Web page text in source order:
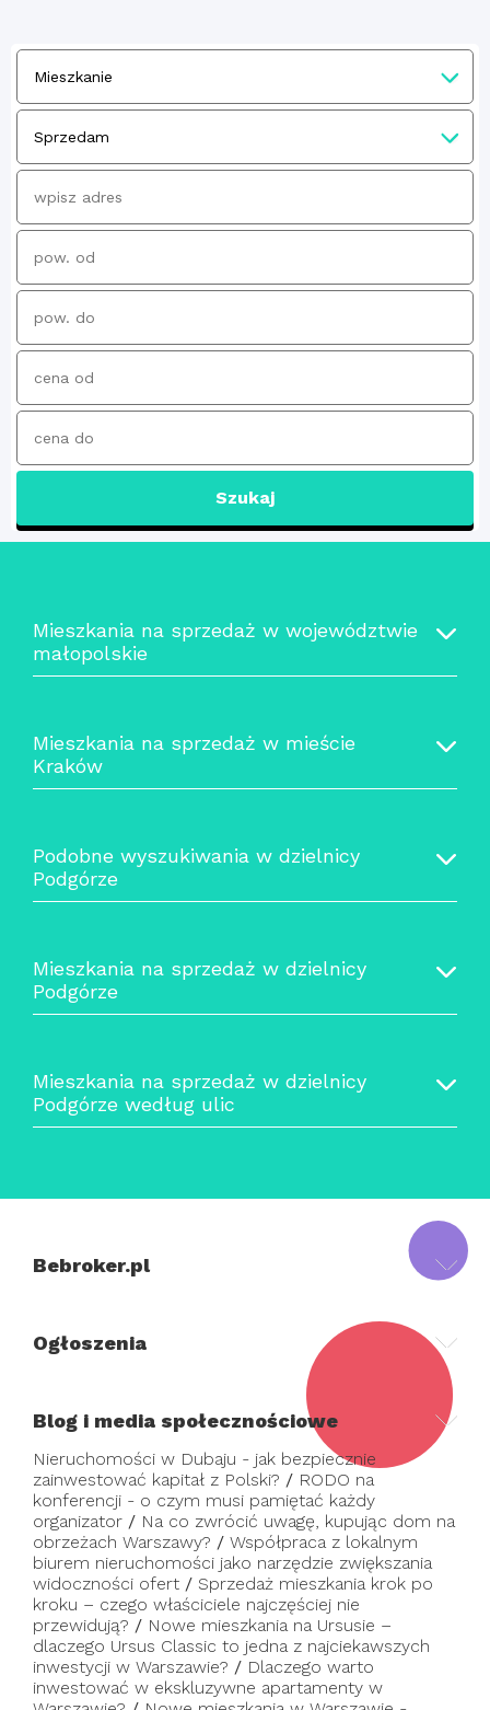
Szukaj
Mieszkania na sprzedaż w województwie
małopolskie
Mieszkania na sprzedaż w mieście
Kraków
Podobne wyszukiwania w dzielnicy
Podgórze
Mieszkania na sprzedaż w dzielnicy
Podgórze
Mieszkania na sprzedaż w dzielnicy
Podgórze według ulic
Bebroker.pl
Ogłoszenia
Blog i media społecznościowe
Nieruchomości w Dubaju - jak bezpiecznie
zainwestować kapitał z Polski? / RODO na
konferencji - o czym musi pamiętać każdy
organizator / Na co zwrócić uwagę, kupując dom na
obrzeżach Warszawy? / Współpraca z lokalnym
biurem nieruchomości jako narzędzie zwiększania
widoczności ofert / Sprzedaż mieszkania krok po
kroku – czego właściciele najczęściej nie
przewidują? / Nowe mieszkania na Ursusie –
dlaczego Ursus Classic to jedna z najciekawszych
inwestycji w Warszawie? / Dlaczego warto
inwestować w ekskluzywne apartamenty w